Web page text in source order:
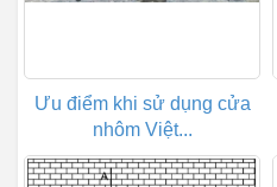
Ưu điểm khi sử dụng cửa
nhôm Việt...